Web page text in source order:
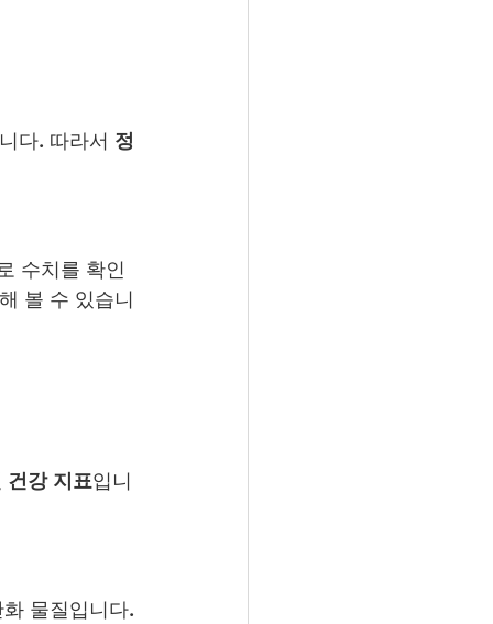
다. 따라서 정
수치를 확인
볼 수 있습니
건강 지표입니
물질입니다.